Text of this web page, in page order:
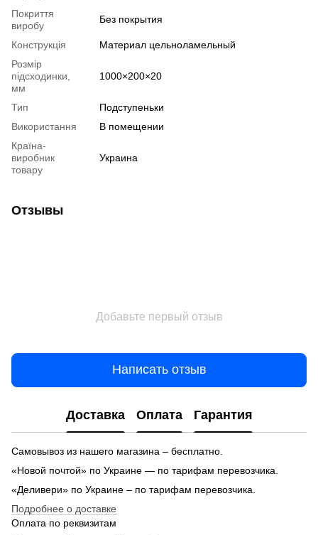
Покриття
виробу
Без покрытия
Конструкція
Материал цельноламельный
Розмір
підсходинки,
мм
1000×200×20
Тип
Подступеньки
Використання
В помещении
Країна-
виробник
товару
Украина
Отзывы
Добавьте первый отзыв
Написать отзыв
Доставка Оплата Гарантия
Самовывоз из нашего магазина – бесплатно.
«Новой почтой» по Украине — по тарифам перевозчика.
«Деливери» по Украине – по тарифам перевозчика.
Подробнее о доставке
Оплата по реквизитам